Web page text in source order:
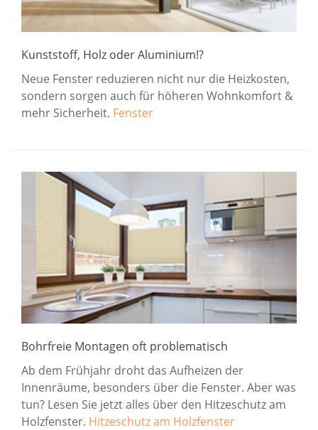
Kunststoff, Holz oder Aluminium!?
Neue Fenster reduzieren nicht nur die Heizkosten,
sondern sorgen auch für höheren Wohnkomfort &
mehr Sicherheit. Fenster
Bohrfreie Montagen oft problematisch
Ab dem Frühjahr droht das Aufheizen der
Innenräume, besonders über die Fenster. Aber was
tun? Lesen Sie jetzt alles über den Hitzeschutz am
Holzfenster. Hitzeschutz am Holzfenster